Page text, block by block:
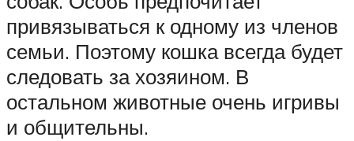
привязываться к одному из членов
семьи. Поэтому кошка всегда будет
следовать за хозяином. В
остальном животные очень игривы
и общительны.